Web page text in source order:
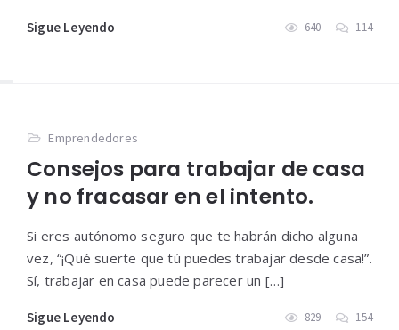
Sigue Leyendo 640 114
Emprendedores
Consejos para trabajar de casa
y no fracasar en el intento.
Si eres autónomo seguro que te habrán dicho alguna
vez, “¡Qué suerte que tú puedes trabajar desde casa!”.
Sí, trabajar en casa puede parecer un […]
Sigue Leyendo 829 154